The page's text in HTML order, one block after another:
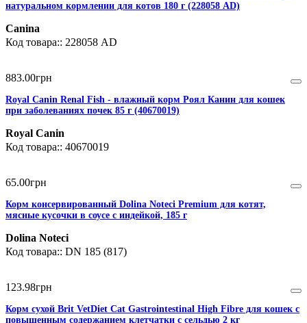
натуральном кормлении для котов 180 г (228058 AD)
Canina
228058 AD
883.00грн
Royal Canin Renal Fish - влажный корм Роял Канин для кошек
при заболеваниях почек 85 г (40670019)
Royal Canin
40670019
65.00грн
Корм консервированный Dolina Noteci Premium для котят,
мясные кусочки в соусе с индейкой, 185 г
Dolina Noteci
DN 185 (817)
123.98грн
Корм сухой Brit VetDiet Cat Gastrointestinal High Fibre для кошек с
повышенным содержанием клетчатки с сельдью 2 кг